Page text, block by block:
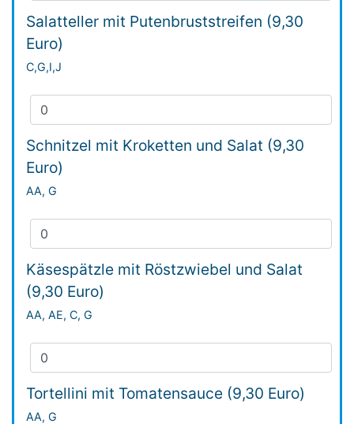
Salatteller mit Putenbruststreifen (9,30
Euro)
C,G,I,J
Schnitzel mit Kroketten und Salat (9,30
Euro)
AA, G
Käsespätzle mit Röstzwiebel und Salat
(9,30 Euro)
AA, AE, C, G
Tortellini mit Tomatensauce (9,30 Euro)
AA, G